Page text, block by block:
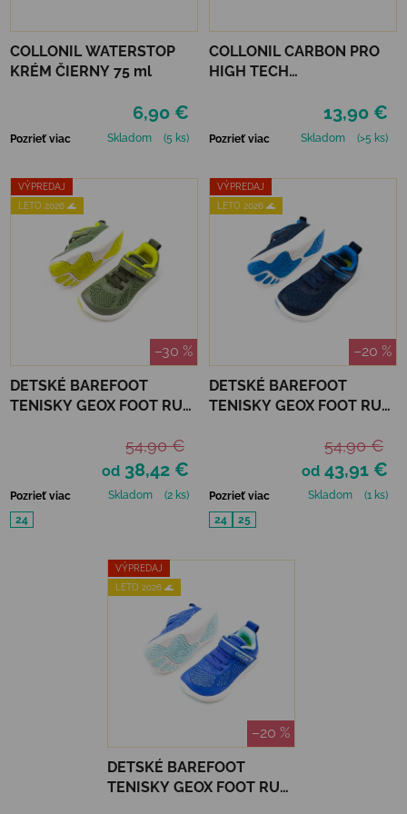
COLLONIL WATERSTOP
KRÉM ČIERNY 75 ml
6,90 €
Pozrieť viac Skladom (5 ks)
COLLONIL CARBON PRO
HIGH TECH
13,90 €
Pozrieť viac Skladom (>5 ks)
VÝPREDAJ
LETO 2026 🌊
–30 %
DETSKÉ BAREFOOT
TENISKY GEOX FOOT RUN
od 38,42 €
54,90 €
Pozrieť viac Skladom
(2 ks)
24
VÝPREDAJ
LETO 2026 🌊
–20 %
DETSKÉ BAREFOOT
TENISKY GEOX FOOT RUN
od 43,91 €
54,90 €
Pozrieť viac Skladom
(1 ks)
24
25
VÝPREDAJ
LETO 2026 🌊
–20 %
DETSKÉ BAREFOOT
TENISKY GEOX FOOT RUN